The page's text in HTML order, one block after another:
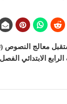
معالج النصوص
الابتدائي